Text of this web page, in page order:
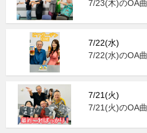
7/23(木)のOA曲
7/22(水)
7/22(水)のOA曲
7/21(火)
7/21(火)のOA曲